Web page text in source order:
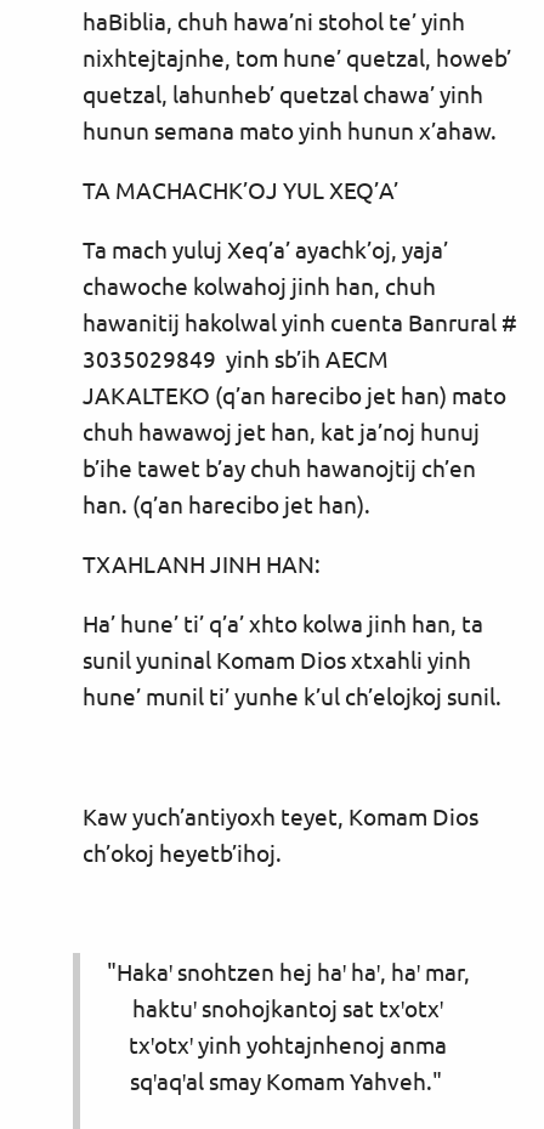
haBiblia, chuh hawa’ni stohol te’ yinh
nixhtejtajnhe, tom hune’ quetzal, howeb’
quetzal, lahunheb’ quetzal chawa’ yinh
hunun semana mato yinh hunun x’ahaw.
TA MACHACHK’OJ YUL XEQ’A’
Ta mach yuluj Xeq’a’ ayachk’oj, yaja’
chawoche kolwahoj jinh han, chuh
hawanitij hakolwal yinh cuenta Banrural #
3035029849 yinh sb’ih AECM
JAKALTEKO (q’an harecibo jet han) mato
chuh hawawoj jet han, kat ja’noj hunuj
b’ihe tawet b’ay chuh hawanojtij ch’en
han. (q’an harecibo jet han).
TXAHLANH JINH HAN:
Ha’ hune’ ti’ q’a’ xhto kolwa jinh han, ta
sunil yuninal Komam Dios xtxahli yinh
hune’ munil ti’ yunhe k’ul ch’elojkoj sunil.
Kaw yuch’antiyoxh teyet, Komam Dios
ch’okoj heyetb’ihoj.
"Hakaꞌ snohtzen hej haꞌ haꞌ, haꞌ mar,
haktuꞌ snohojkantoj sat txꞌotxꞌ
txꞌotxꞌ yinh yohtajnhenoj anma
sqꞌaqꞌal smay Komam Yahveh."